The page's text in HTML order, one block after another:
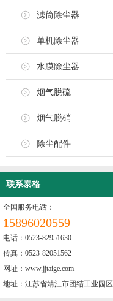
滤筒除尘器
单机除尘器
水膜除尘器
烟气脱硫
烟气脱硝
除尘配件
联系泰格
全国服务电话：
15896020559
电话：0523-82951630
传真：0523-82051562
网址：www.jjtaige.com
地址：江苏省靖江市团结工业园区